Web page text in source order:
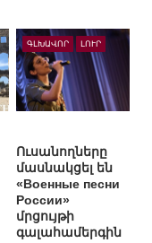
ԳԼԽԱՎՈՐ ԼՈՒՐ
Ուսանողները
մասնակցել են
«Военные песни
России»
մրցույթի
գալահամերգին